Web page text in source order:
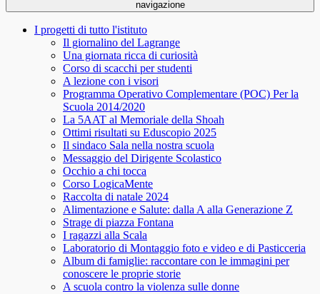
navigazione
I progetti di tutto l'istituto
Il giornalino del Lagrange
Una giornata ricca di curiosità
Corso di scacchi per studenti
A lezione con i visori
Programma Operativo Complementare (POC) Per la
Scuola 2014/2020
La 5AAT al Memoriale della Shoah
Ottimi risultati su Eduscopio 2025
Il sindaco Sala nella nostra scuola
Messaggio del Dirigente Scolastico
Occhio a chi tocca
Corso LogicaMente
Raccolta di natale 2024
Alimentazione e Salute: dalla A alla Generazione Z
Strage di piazza Fontana
I ragazzi alla Scala
Laboratorio di Montaggio foto e video e di Pasticceria
Album di famiglie: raccontare con le immagini per
conoscere le proprie storie
A scuola contro la violenza sulle donne